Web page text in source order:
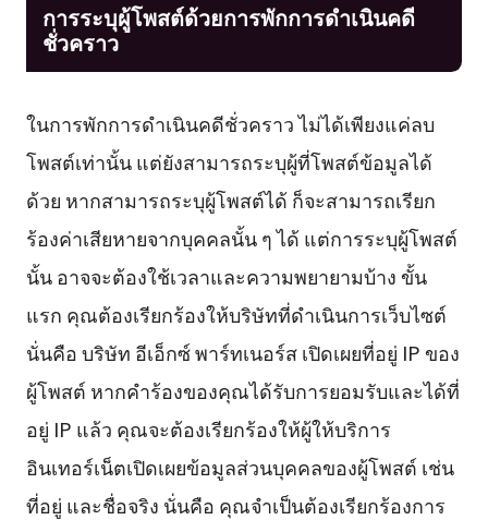
การระบุผู้โพสต์ด้วยการพักการดำเนินคดี
ชั่วคราว
ในการพักการดำเนินคดีชั่วคราว ไม่ได้เพียงแค่ลบ
โพสต์เท่านั้น แต่ยังสามารถระบุผู้ที่โพสต์ข้อมูลได้
ด้วย หากสามารถระบุผู้โพสต์ได้ ก็จะสามารถเรียก
ร้องค่าเสียหายจากบุคคลนั้น ๆ ได้ แต่การระบุผู้โพสต์
นั้น อาจจะต้องใช้เวลาและความพยายามบ้าง ขั้น
แรก คุณต้องเรียกร้องให้บริษัทที่ดำเนินการเว็บไซต์
นั่นคือ บริษัท อีเอ็กซ์ พาร์ทเนอร์ส เปิดเผยที่อยู่ IP ของ
ผู้โพสต์ หากคำร้องของคุณได้รับการยอมรับและได้ที่
อยู่ IP แล้ว คุณจะต้องเรียกร้องให้ผู้ให้บริการ
อินเทอร์เน็ตเปิดเผยข้อมูลส่วนบุคคลของผู้โพสต์ เช่น
ที่อยู่ และชื่อจริง นั่นคือ คุณจำเป็นต้องเรียกร้องการ